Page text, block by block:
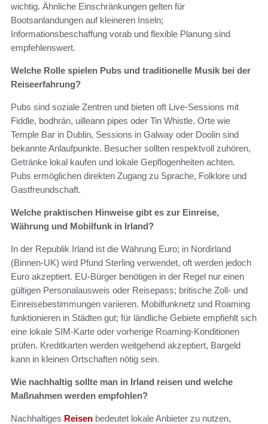
wichtig. Ähnliche Einschränkungen gelten für
Bootsanlandungen auf kleineren Inseln;
Informationsbeschaffung vorab und flexible Planung sind
empfehlenswert.
Welche Rolle spielen Pubs und traditionelle Musik bei der
Reiseerfahrung?
Pubs sind soziale Zentren und bieten oft Live-Sessions mit
Fiddle, bodhrán, uilleann pipes oder Tin Whistle. Orte wie
Temple Bar in Dublin, Sessions in Galway oder Doolin sind
bekannte Anlaufpunkte. Besucher sollten respektvoll zuhören,
Getränke lokal kaufen und lokale Gepflogenheiten achten.
Pubs ermöglichen direkten Zugang zu Sprache, Folklore und
Gastfreundschaft.
Welche praktischen Hinweise gibt es zur Einreise,
Währung und Mobilfunk in Irland?
In der Republik Irland ist die Währung Euro; in Nordirland
(Binnen-UK) wird Pfund Sterling verwendet, oft werden jedoch
Euro akzeptiert. EU-Bürger benötigen in der Regel nur einen
gültigen Personalausweis oder Reisepass; britische Zoll- und
Einreisebestimmungen variieren. Mobilfunknetz und Roaming
funktionieren in Städten gut; für ländliche Gebiete empfiehlt sich
eine lokale SIM-Karte oder vorherige Roaming-Konditionen
prüfen. Kreditkarten werden weitgehend akzeptiert, Bargeld
kann in kleinen Ortschaften nötig sein.
Wie nachhaltig sollte man in Irland reisen und welche
Maßnahmen werden empfohlen?
Nachhaltiges Reisen bedeutet lokale Anbieter zu nutzen,